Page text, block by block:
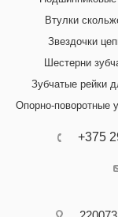
Втулки
Звездочки
Шестерни
Зубчатые рейки
Опорно-поворотные
+375